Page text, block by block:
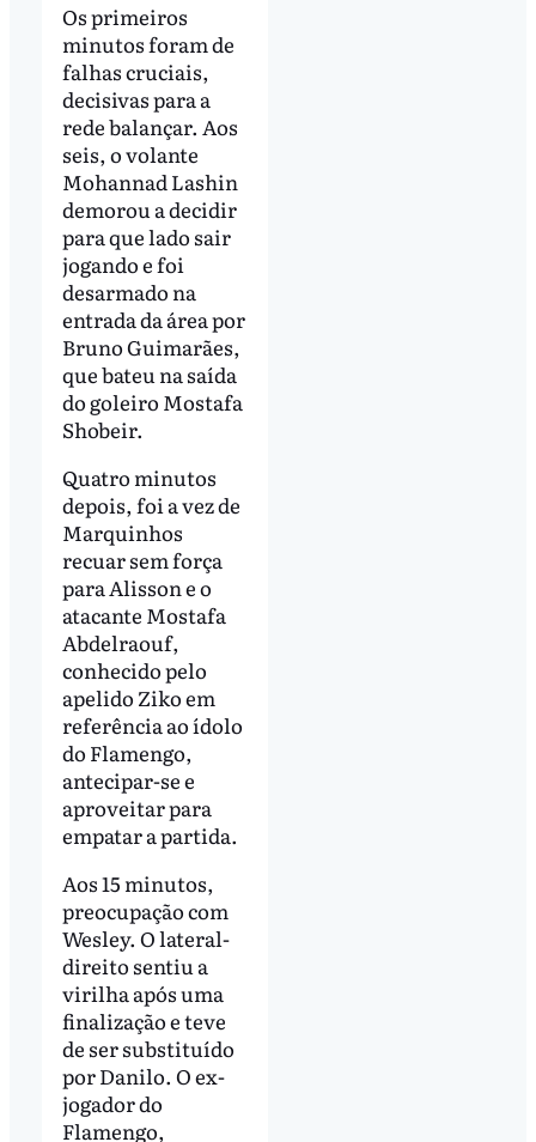
Os primeiros
minutos foram de
falhas cruciais,
decisivas para a
rede balançar. Aos
seis, o volante
Mohannad Lashin
demorou a decidir
para que lado sair
jogando e foi
desarmado na
entrada da área por
Bruno Guimarães,
que bateu na saída
do goleiro Mostafa
Shobeir.
Quatro minutos
depois, foi a vez de
Marquinhos
recuar sem força
para Alisson e o
atacante Mostafa
Abdelraouf,
conhecido pelo
apelido Ziko em
referência ao ídolo
do Flamengo,
antecipar-se e
aproveitar para
empatar a partida.
Aos 15 minutos,
preocupação com
Wesley. O lateral-
direito sentiu a
virilha após uma
finalização e teve
de ser substituído
por Danilo. O ex-
jogador do
Flamengo,